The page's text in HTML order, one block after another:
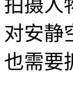
拍摄人
对安静
也需要